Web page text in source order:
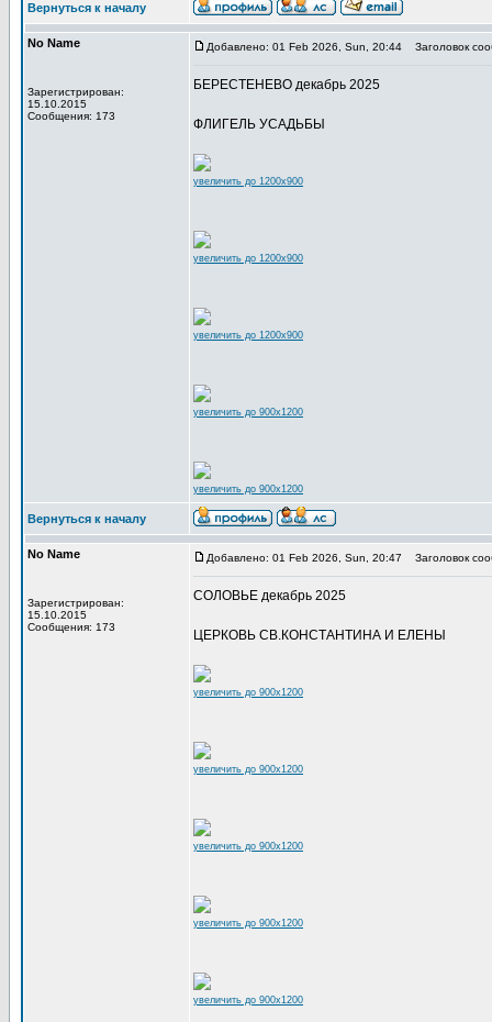
Вернуться к началу
No Name
Зарегистрирован:
15.10.2015
Сообщения: 173
Добавлено: 01 Feb 2026, Sun, 20:44 Заголовок
БЕРЕСТЕНЕВО декабрь 2025
ФЛИГЕЛЬ УСАДЬБЫ
увеличить до 1200x900
увеличить до 1200x900
увеличить до 1200x900
увеличить до 900x1200
увеличить до 900x1200
Вернуться к началу
No Name
Зарегистрирован:
15.10.2015
Сообщения: 173
Добавлено: 01 Feb 2026, Sun, 20:47 Заголовок
СОЛОВЬЕ декабрь 2025
ЦЕРКОВЬ СВ.КОНСТАНТИНА И ЕЛЕНЫ
увеличить до 900x1200
увеличить до 900x1200
увеличить до 900x1200
увеличить до 900x1200
увеличить до 900x1200